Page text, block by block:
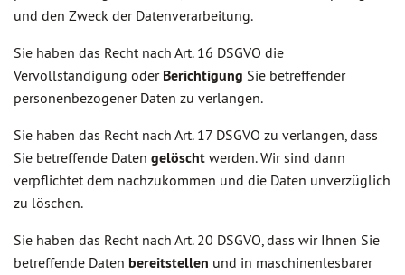
und den Zweck der Datenverarbeitung.
Sie haben das Recht nach Art. 16 DSGVO die
Vervollständigung oder Berichtigung Sie betreffender
personenbezogener Daten zu verlangen.
Sie haben das Recht nach Art. 17 DSGVO zu verlangen, dass
Sie betreffende Daten gelöscht werden. Wir sind dann
verpflichtet dem nachzukommen und die Daten unverzüglich
zu löschen.
Sie haben das Recht nach Art. 20 DSGVO, dass wir Ihnen Sie
betreffende Daten bereitstellen und in maschinenlesbarer